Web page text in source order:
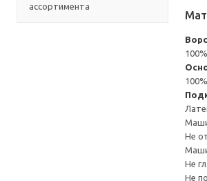
ассортимента
Не
Не
Не